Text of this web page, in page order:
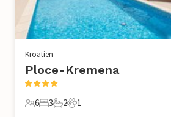
Kroatien
Ploce-Kremena
6 Gäste
6
3 Schlafzimmer
3
2 Badezimmer
2
1 Haustier
1